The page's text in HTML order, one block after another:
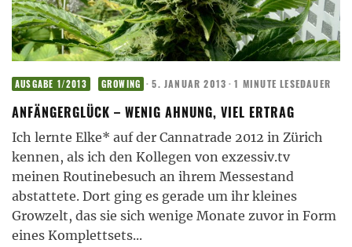
AUSGABE 1/2013 GROWING · 5. JANUAR 2013 · 1 MINUTE LESEDAUER
ANFÄNGERGLÜCK – WENIG AHNUNG, VIEL ERTRAG
Ich lernte Elke* auf der Cannatrade 2012 in Zürich
kennen, als ich den Kollegen von exzessiv.tv
meinen Routinebesuch an ihrem Messestand
abstattete. Dort ging es gerade um ihr kleines
Growzelt, das sie sich wenige Monate zuvor in Form
eines Komplettsets...